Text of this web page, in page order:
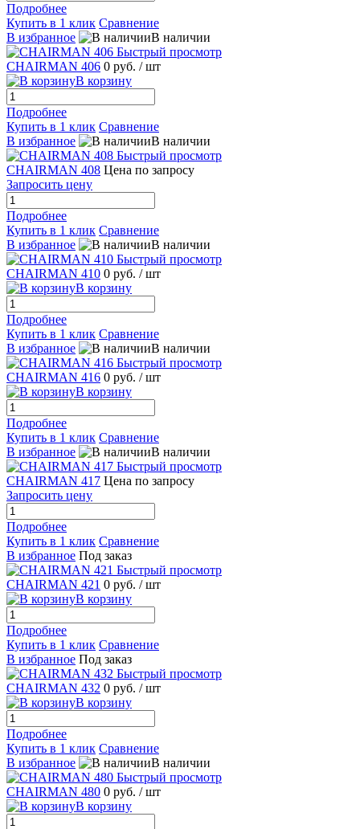
Подробнее
Купить в 1 клик Сравнение
В избранное
В наличии
Быстрый просмотр
CHAIRMAN 406 0 руб. / шт
В корзину
Подробнее
Купить в 1 клик Сравнение
В избранное
В наличии
Быстрый просмотр
CHAIRMAN 408 Цена по запросу
Запросить цену
Подробнее
Купить в 1 клик Сравнение
В избранное
В наличии
Быстрый просмотр
CHAIRMAN 410 0 руб. / шт
В корзину
Подробнее
Купить в 1 клик Сравнение
В избранное
В наличии
Быстрый просмотр
CHAIRMAN 416 0 руб. / шт
В корзину
Подробнее
Купить в 1 клик Сравнение
В избранное
В наличии
Быстрый просмотр
CHAIRMAN 417 Цена по запросу
Запросить цену
Подробнее
Купить в 1 клик Сравнение
В избранное Под заказ
Быстрый просмотр
CHAIRMAN 421 0 руб. / шт
В корзину
Подробнее
Купить в 1 клик Сравнение
В избранное Под заказ
Быстрый просмотр
CHAIRMAN 432 0 руб. / шт
В корзину
Подробнее
Купить в 1 клик Сравнение
В избранное
В наличии
Быстрый просмотр
CHAIRMAN 480 0 руб. / шт
В корзину